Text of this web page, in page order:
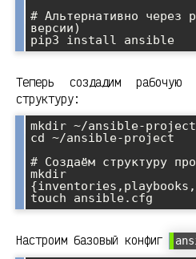
# Альтернативно через
версии)
Теперь создадим рабочую
структуру:
mkdir ~/ansible-project
cd ~/ansible-project
# Создаём структуру
mkdir
Настроим базовый конфиг